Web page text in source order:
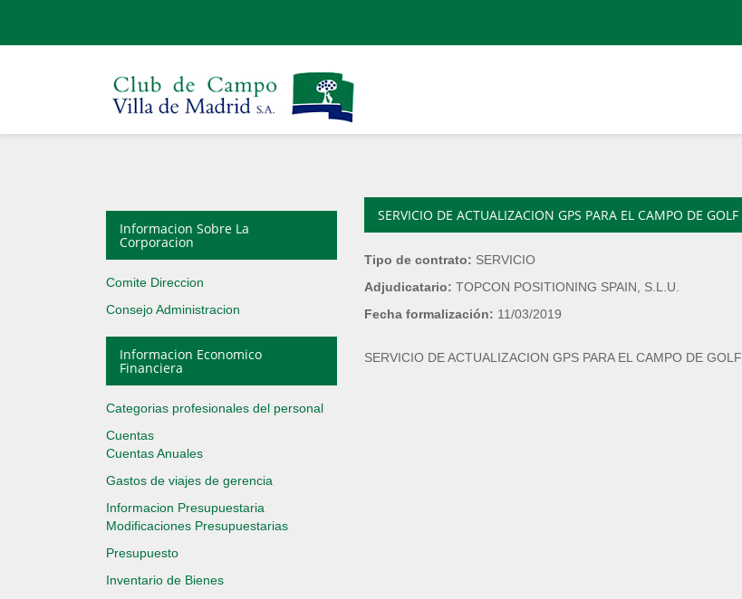
Informacion Sobre La
Corporacion
Comite Direccion
Consejo Administracion
Informacion Economico
Financiera
Categorias profesionales del personal
Cuentas
Cuentas Anuales
Gastos de viajes de gerencia
Informacion Presupuestaria
Modificaciones Presupuestarias
Presupuesto
Inventario de Bienes
SERVICIO DE ACTUALIZACION GPS PARA EL CAMPO DE GOLF
Tipo de contrato: SERVICIO
Adjudicatario: TOPCON POSITIONING SPAIN, S.L.U.
Fecha formalización: 11/03/2019
SERVICIO DE ACTUALIZACION GPS PARA EL CAMPO DE GOLF